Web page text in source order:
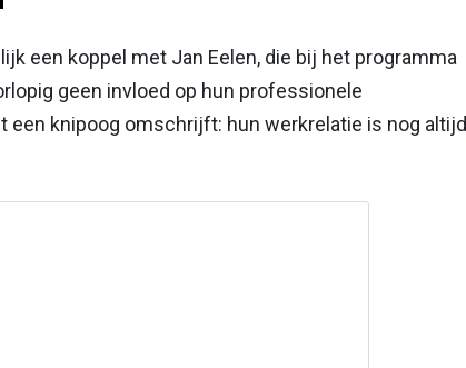
een koppel met Jan Eelen, die bij het programma
geen invloed op hun professionele
knipoog omschrijft: hun werkrelatie is nog altijd